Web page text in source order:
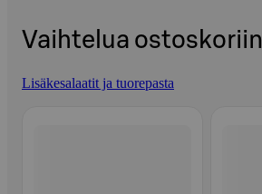
Vaihtelua ostoskoriin
Lisäkesalaatit ja tuorepasta